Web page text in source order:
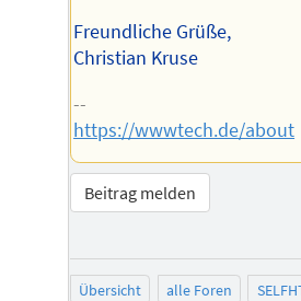
Freundliche Grüße,
Christian Kruse
--
https://wwwtech.de/about
Beitrag melden
Übersicht alle Foren